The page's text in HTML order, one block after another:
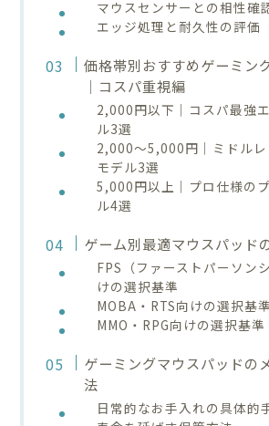
マウスセンサーとの相性確
エッジ処理と耐久性の評価
価格帯別おすすめゲーミン
｜コスパ重視編
2,000円以下｜コスパ最強
ル3選
2,000〜5,000円｜ミドルレ
モデル3選
5,000円以上｜プロ仕様の
ル4選
ゲーム別最適マウスパッド
FPS（ファーストパーソン
けの選択基準
MOBA・RTS向けの選択基準
MMO・RPG向けの選択基準
ゲーミングマウスパッドの
法
日常的なお手入れの具体的